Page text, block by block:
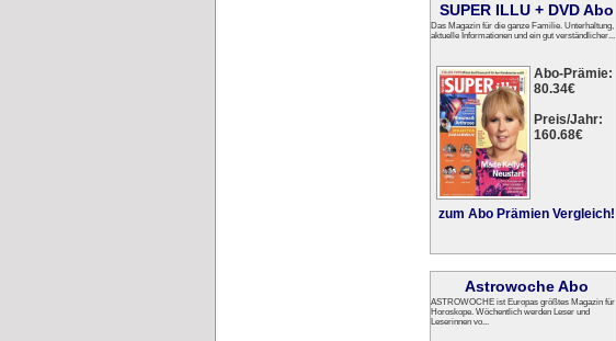
SUPER ILLU + DVD Abo
Das Magazin für die ganze Familie. Unterhaltung,
aktuelle Informationen und ein gut verständlicher...
Abo-Prämie:
80.34€
Preis/Jahr:
160.68€
zum Abo Prämien Vergleich!
Astrowoche Abo
ASTROWOCHE ist Europas größtes Magazin für
Horoskope. Wöchentlich werden Leser und
Leserinnen vo...